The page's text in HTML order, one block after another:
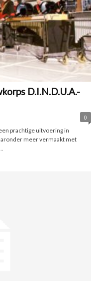
D.I.N.D.U.A.-
0
prachtige uitvoering in
meer vermaakt met